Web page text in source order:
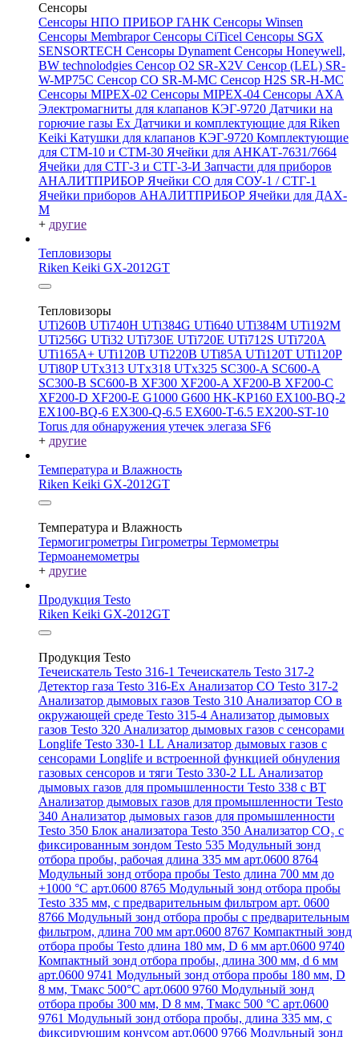
Сенсоры
Сенсоры НПО ПРИБОР ГАНК Сенсоры Winsen
Сенсоры MembraporСенсоры CiTicel Сенсоры SGX
SENSORTECH Сенсоры Dynament Сенсоры Honeywell,
BW technolodgies Сенсор O2 SR-X2V Сенсор (LEL) SR-
W-MP75C Сенсор CO SR-M-MC Сенсор H2S SR-H-MC
Сенсоры MIPEX-02 Сенсоры MIPEX-04 Сенсоры АХА
Электромагниты для клапанов КЭГ-9720 Датчики на
горючие газы Ex Датчики и комплектующие для Riken
Keiki Катушки для клапанов КЭГ-9720 Комплектующие
для СТМ-10 и СТМ-30 Ячейки для АНКАТ-7631/7664
Ячейки для СТГ-3 и СТГ-3-И Запчасти для приборов
АНАЛИТПРИБОР Ячейки CO для СОУ-1 / СТГ-1
Ячейки приборов АНАЛИТПРИБОР Ячейки для ДАХ-
М
+ другие
Тепловизоры
Riken Keiki GX-2012GT
Тепловизоры
UTi260В UTi740H UTi384G UTi640 UTi384M UTi192M
UTi256G UTi32 UTi730E UTi720E UTi712S UTi720A
UTi165A+ UTi120B UTi220B UTi85A UTi120T UTi120P
UTi80PUTx313 UTx318 UTx325 SC300-A SC600-A
SC300-B SC600-B XF300 XF200-A XF200-B XF200-C
XF200-D XF200-E G1000 G600 HK-KP160 EX100-BQ-2
EX100-BQ-6 EX300-Q-6.5 EX600-T-6.5 EX200-ST-10
Torus для обнаружения утечек элегаза SF6
+ другие
Температура и Влажность
Riken Keiki GX-2012GT
Температура и Влажность
Термогигрометры Гигрометры Термометры
Термоанемометры
+ другие
Продукция Testo
Riken Keiki GX-2012GT
Продукция Testo
Течеискатель Testo 316-1 Течеискатель Testo 317-2
Детектор газа Testo 316-Ex Анализатор CO Testo 317-2
Анализатор дымовых газов Testo 310 Анализатор CO в
окружающей среде Testo 315-4 Анализатор дымовых
газов Testo 320 Анализатор дымовых газов с сенсорами
Longlife Testo 330-1 LL Анализатор дымовых газов с
сенсорами Longlife и встроенной функцией обнуления
газовых сенсоров и тяги Testo 330-2 LL Анализатор
дымовых газов для промышленности Testo 338 с BT
Анализатор дымовых газов для промышленности Testo
340 Анализатор дымовых газов для промышленности
Testo 350 Блок анализатора Testo 350 Анализатор СО₂ с
фиксированным зондом Testo 535 Модульный зонд
отбора пробы, рабочая длина 335 мм арт.0600 8764
Модульный зонд отбора пробы Testo длина 700 мм до
+1000 °С арт.0600 8765 Модульный зонд отбора пробы
Testo 335 мм, с предварительным фильтром арт. 0600
8766 Модульный зонд отбора пробы с предварительным
фильтром, длина 700 мм арт.0600 8767 Компактный зонд
отбора пробы Testo длина 180 мм, D 6 мм арт.0600 9740
Компактный зонд отбора пробы, длина 300 мм, d 6 мм
арт.0600 9741 Модульный зонд отбора пробы 180 мм, D
8 мм, Tмакс 500°С арт.0600 9760 Модульный зонд
отбора пробы 300 мм, D 8 мм, Tмакс 500 °C арт.0600
9761 Модульный зонд отбора пробы, длина 335 мм, с
фиксирующим конусом арт.0600 9766 Модульный зонд